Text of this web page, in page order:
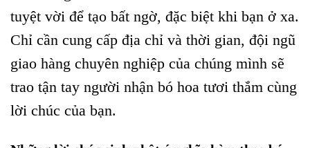
tuyệt vời để tạo bất ngờ, đặc biệt khi bạn ở xa.
Chỉ cần cung cấp địa chỉ và thời gian, đội ngũ
giao hàng chuyên nghiệp của chúng mình sẽ
trao tận tay người nhận bó hoa tươi thắm cùng
lời chúc của bạn.